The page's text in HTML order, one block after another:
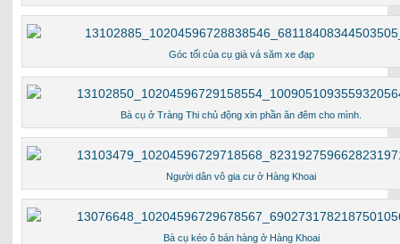
Góc tối của cụ già vá săm xe đạp
Bà cụ ở Tràng Thi chủ động xin phần ăn đêm cho mình.
Người dân vô gia cư ở Hàng Khoai
Bà cụ kéo ô bán hàng ở Hàng Khoai